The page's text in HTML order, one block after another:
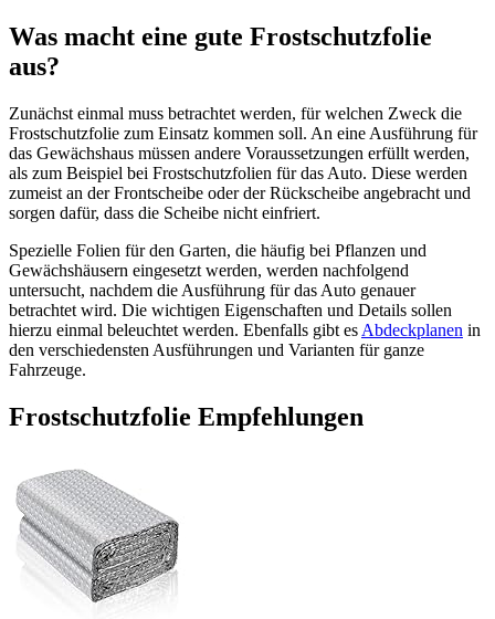
Was macht eine gute Frostschutzfolie
aus?
Zunächst einmal muss betrachtet werden, für welchen Zweck die
Frostschutzfolie zum Einsatz kommen soll. An eine Ausführung für
das Gewächshaus müssen andere Voraussetzungen erfüllt werden,
als zum Beispiel bei Frostschutzfolien für das Auto. Diese werden
zumeist an der Frontscheibe oder der Rückscheibe angebracht und
sorgen dafür, dass die Scheibe nicht einfriert.
Spezielle Folien für den Garten, die häufig bei Pflanzen und
Gewächshäusern eingesetzt werden, werden nachfolgend
untersucht, nachdem die Ausführung für das Auto genauer
betrachtet wird. Die wichtigen Eigenschaften und Details sollen
hierzu einmal beleuchtet werden. Ebenfalls gibt es Abdeckplanen in
den verschiedensten Ausführungen und Varianten für ganze
Fahrzeuge.
Frostschutzfolie Empfehlungen